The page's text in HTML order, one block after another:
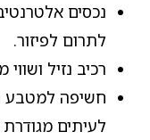
נכסים
לתרום לפיזור.
רכיב נזיל
חשיפה למטבע
לעיתים